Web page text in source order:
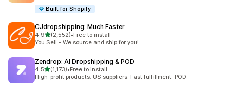
Built for Shopify
CJdropshipping: Much Faster
4.9เต็ม 5 ดาว
(2,552)
ทั้งหมด 2552 รีวิว
•Free to install
You Sell - We source and ship for you!
Zendrop: AI Dropshipping & POD
4.5เต็ม 5 ดาว
(1,173)
ทั้งหมด 1173 รีวิว
•Free to install
High-profit products. US suppliers. Fast fulfillment. POD.